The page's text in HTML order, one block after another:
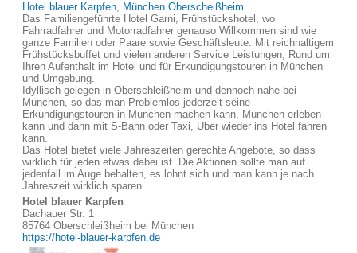
Hotel blauer Karpfen, München Oberscheißheim
Das Familiengeführte Hotel Garni, Frühstückshotel, wo
Fahrradfahrer und Motorradfahrer genauso Willkommen sind wie
ganze Familien oder Paare sowie Geschäftsleute. Mit reichhaltigem
Frühstücksbuffet und vielen anderen Service Leistungen, Rund um
Ihren Aufenthalt im Hotel und für Erkundigungstouren in München
und Umgebung.
Idyllisch gelegen in Oberschleißheim und dennoch nahe bei
München, so das man Problemlos jederzeit seine
Erkundigungstouren in München machen kann, München erleben
kann und dann mit S-Bahn oder Taxi, Uber wieder ins Hotel fahren
kann.
Das Hotel bietet viele Jahreszeiten gerechte Angebote, so dass
wirklich für jeden etwas dabei ist. Die Aktionen sollte man auf
jedenfall im Auge behalten, es lohnt sich und man kann je nach
Jahreszeit wirklich sparen.
Hotel blauer Karpfen
Dachauer Str. 1
85764 Oberschleißheim bei München
https://hotel-blauer-karpfen.de